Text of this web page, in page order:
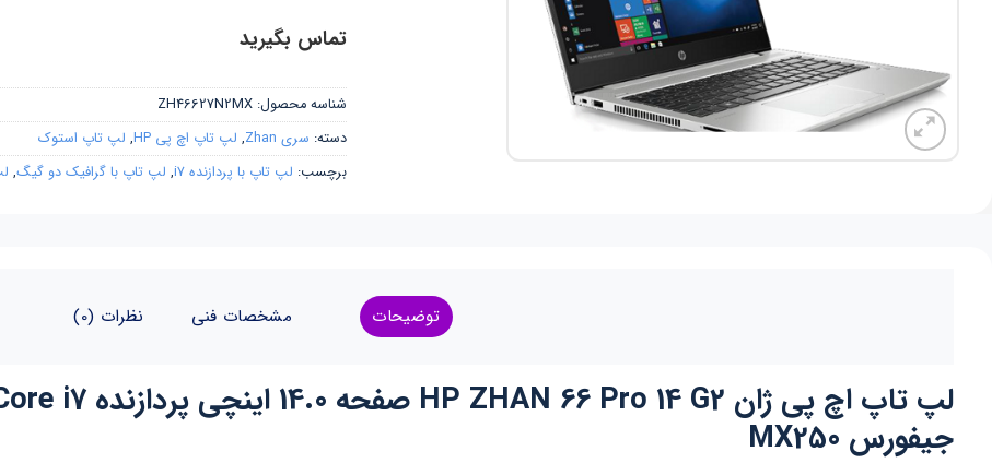
تماس بگیرید
شناسه محصول: ZH46627N2MX
دسته: سری Zhan , لپ تاپ اچ پی HP , لپ تاپ استوک
برچسب: لپ تاپ با پردازنده i7 , لپ تاپ با گرافیک دو گیگ,
توضیحات مشخصات فنی نظرات (0)
جیفورس MX250